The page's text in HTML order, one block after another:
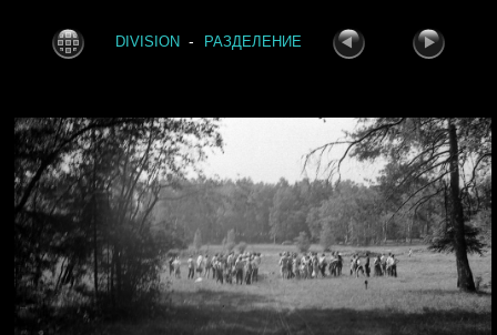
DIVISION - РАЗДЕЛЕНИЕ